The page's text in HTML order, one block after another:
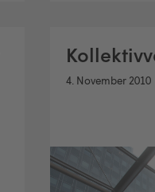
4. November 2010